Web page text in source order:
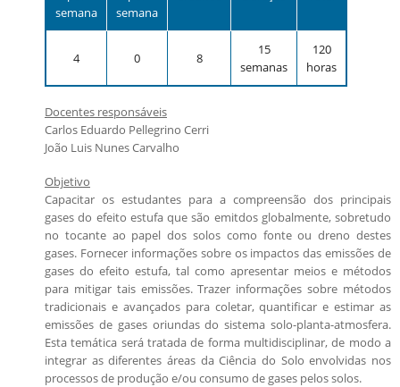
Candidatos estrangeiros
Resultado da seleção
semana
semana
4 0 8
15
semanas
120
horas
Docentes responsáveis
Carlos Eduardo Pellegrino Cerri
João Luis Nunes Carvalho
Objetivo
Capacitar os estudantes para a compreensão dos principais
gases do efeito estufa que são emitdos globalmente, sobretudo
no tocante ao papel dos solos como fonte ou dreno destes
gases. Fornecer informações sobre os impactos das emissões de
gases do efeito estufa, tal como apresentar meios e métodos
para mitigar tais emissões. Trazer informações sobre métodos
tradicionais e avançados para coletar, quantificar e estimar as
emissões de gases oriundas do sistema solo-planta-atmosfera.
Esta temática será tratada de forma multidisciplinar, de modo a
integrar as diferentes áreas da Ciência do Solo envolvidas nos
processos de produção e/ou consumo de gases pelos solos.